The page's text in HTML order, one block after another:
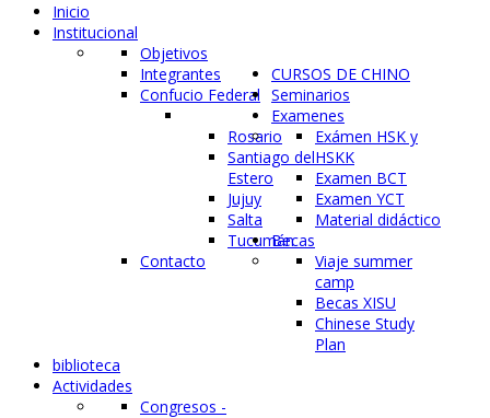
Inicio
Institucional
Objetivos
Integrantes
Confucio Federal
Rosario
Santiago del
Estero
Jujuy
Salta
Tucumán
Contacto
CURSOS DE CHINO
Seminarios
Examenes
Exámen HSK y
HSKK
Examen BCT
Examen YCT
Material didáctico
Becas
Viaje summer
camp
Becas XISU
Chinese Study
Plan
biblioteca
Actividades
Congresos -